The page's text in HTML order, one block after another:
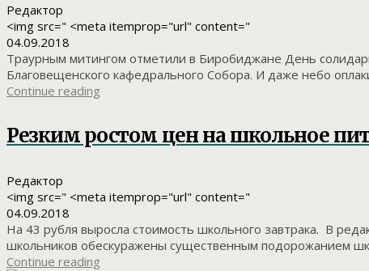
Редактор
<img src=" <meta itemprop="url" content="
04.09.2018
Траурным митингом отметили в Биробиджане День
Благовещенского кафедрального Собора. И даже небо
Continue reading
Резким ростом цен на школьное
Редактор
<img src=" <meta itemprop="url" content="
04.09.2018
На 43 рубля выросла стоимость школьного завтрака. В
школьников обескуражены существенным подорожанием
Continue reading